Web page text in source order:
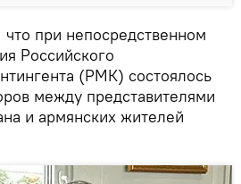
при непосредственном
Российского
(РМК) состоялось
между представителями
и армянских жителей